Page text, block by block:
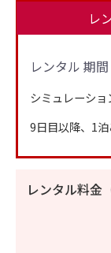
レ
レンタル 期間
シミュレーショ
9日目以降、1泊
レンタル料金